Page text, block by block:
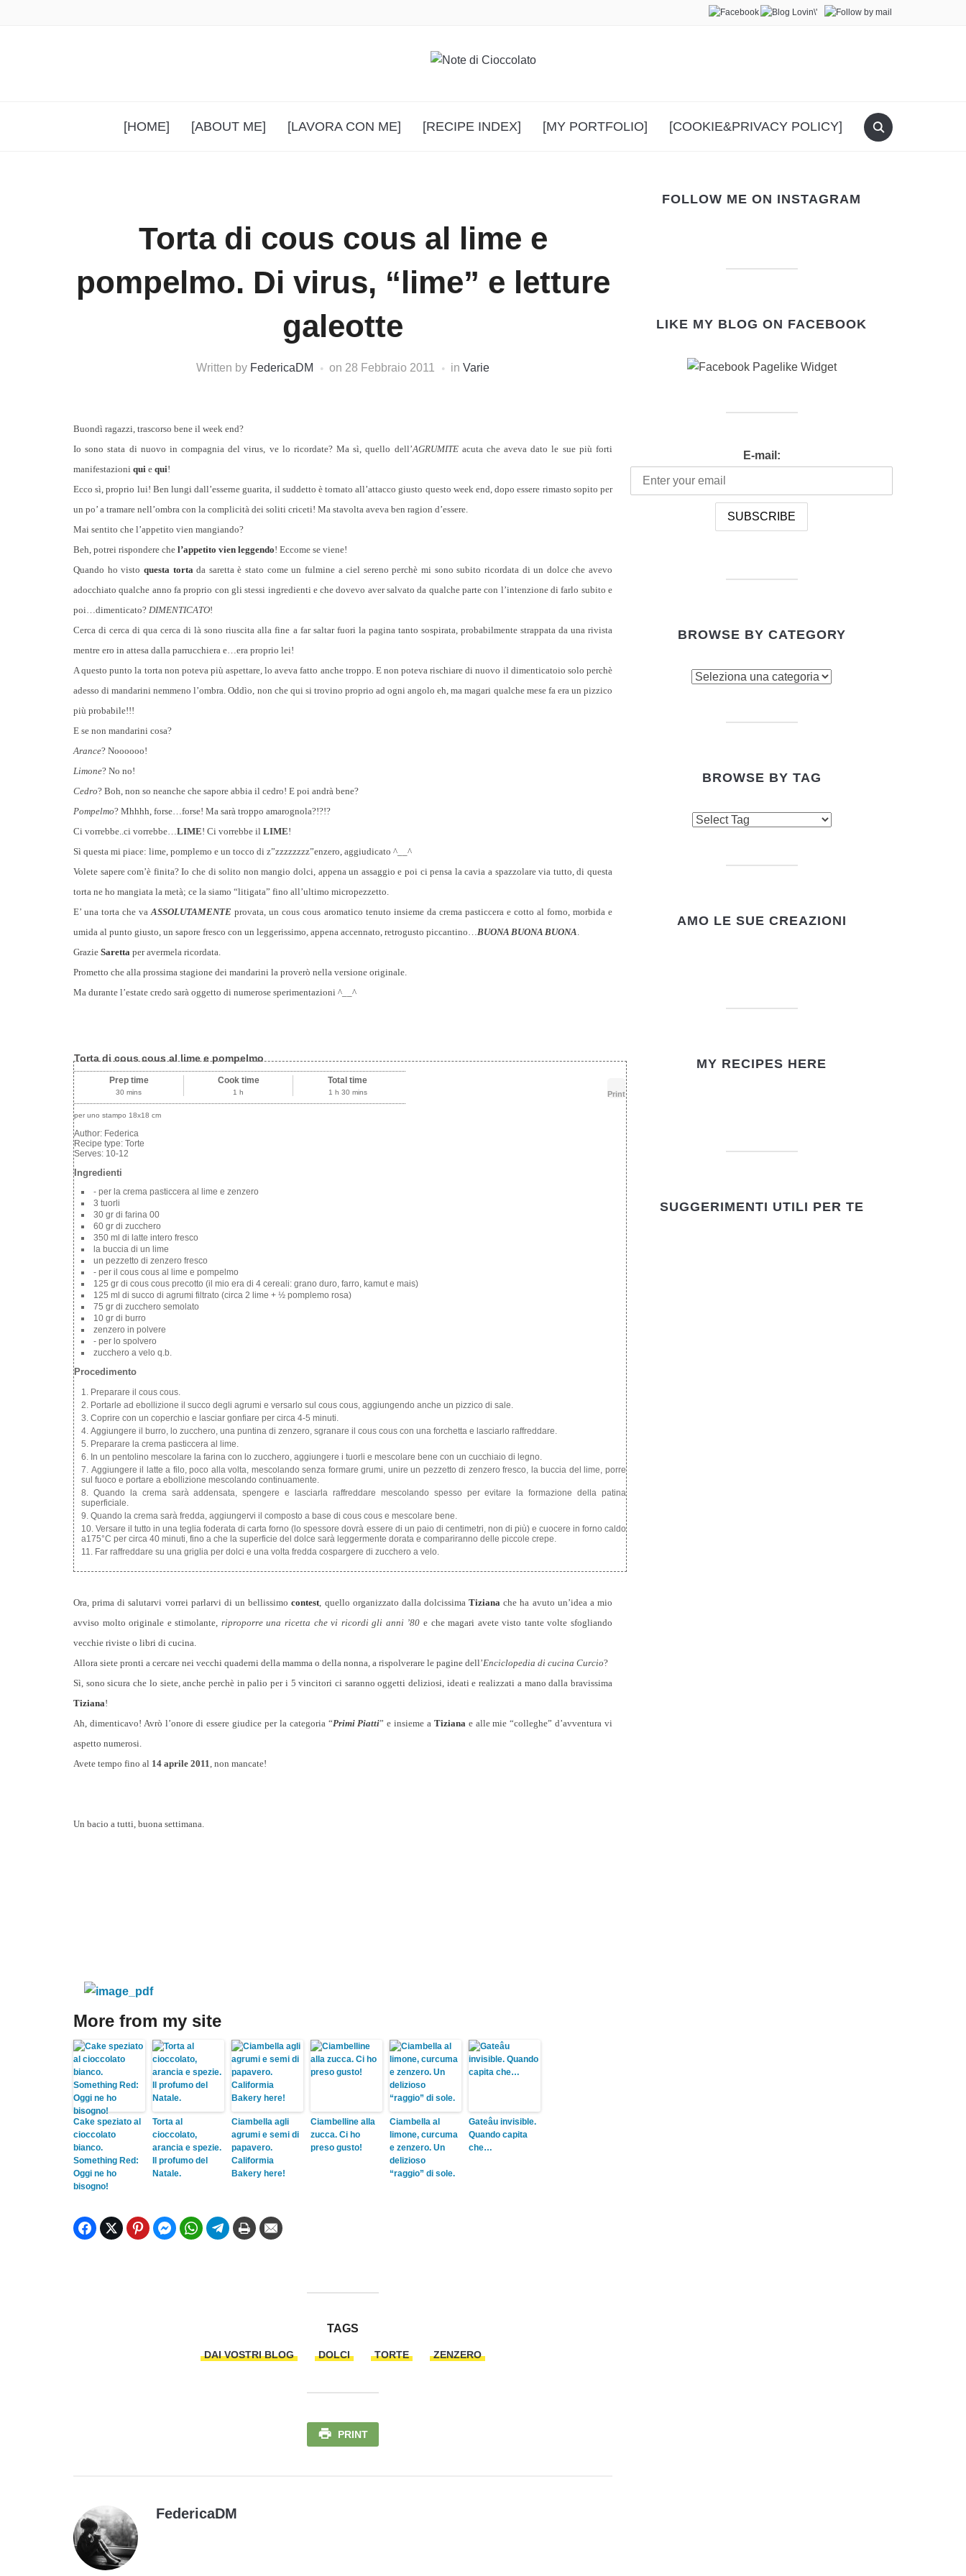
[HOME] [ABOUT ME] [LAVORA CON ME] [RECIPE INDEX] [MY PORTFOLIO] [COOKIE&PRIVACY POLICY]
Torta di cous cous al lime e
pompelmo. Di virus, “lime” e letture
galeotte
Written by FedericaDM on 28 Febbraio 2011 in Varie
Buondì ragazzi, trascorso bene il week end?
Io sono stata di nuovo in compagnia del virus, ve lo ricordate? Ma sì, quello dell’AGRUMITE acuta che aveva dato le sue più forti
manifestazioni qui e qui!
Ecco sì, proprio lui! Ben lungi dall’esserne guarita, il suddetto è tornato all’attacco giusto questo week end, dopo essere rimasto sopito per
un po’ a tramare nell’ombra con la complicità dei soliti criceti! Ma stavolta aveva ben ragion d’essere.
Mai sentito che l’appetito vien mangiando?
Beh, potrei rispondere che l’appetito vien leggendo! Eccome se viene!
Quando ho visto questa tortada saretta è stato come un fulmine a ciel sereno perchè mi sono subito ricordata di un dolce che avevo
adocchiato qualche anno fa proprio con gli stessi ingredienti e che dovevo aver salvato da qualche parte con l’intenzione di farlo subito e
poi…dimenticato? DIMENTICATO!
Cerca di cerca di qua cerca di là sono riuscita alla fine a far saltar fuori la pagina tanto sospirata, probabilmente strappata da una rivista
mentre ero in attesa dalla parrucchiera e…era proprio lei!
A questo punto la torta non poteva più aspettare, lo aveva fatto anche troppo. E non poteva rischiare di nuovo il dimenticatoio solo perchè
adesso di mandarini nemmeno l’ombra. Oddìo, non che qui si trovino proprio ad ogni angolo eh, ma magari qualche mese fa era un pizzico
più probabile!!!
E se non mandarini cosa?
Arance? Noooooo!
Limone? No no!
Cedro? Boh, non so neanche che sapore abbia il cedro! E poi andrà bene?
Pompelmo? Mhhhh, forse…forse! Ma sarà troppo amarognola?!?!?
Ci vorrebbe..ci vorrebbe…LIME! Ci vorrebbe il LIME!
Sì questa mi piace: lime, pomplemo e un tocco di z”zzzzzzzz”enzero, aggiudicato ^__^
Volete sapere com’è finita? Io che di solito non mangio dolci, appena un assaggio e poi ci pensa la cavia a spazzolare via tutto, di questa
torta ne ho mangiata la metà; ce la siamo “litigata” fino all’ultimo micropezzetto.
E’ una torta che vaASSOLUTAMENTEprovata, un cous cous aromatico tenuto insieme da crema pasticcera e cotto al forno, morbida e
umida al punto giusto, un sapore fresco con un leggerissimo, appena accennato, retrogusto piccantino…BUONA BUONA BUONA.
Grazie Saretta per avermela ricordata.
Prometto che alla prossima stagione dei mandarini la proverò nella versione originale.
Ma durante l’estate credo sarà oggetto di numerose sperimentazioni ^__^
Torta di cous cous al lime e pompelmo
Print
Prep time
30 mins
Cook time
1 h
Total time
1 h 30 mins
per uno stampo 18x18 cm
Author: Federica
Recipe type: Torte
Serves: 10-12
Ingredienti
- per la crema pasticcera al lime e zenzero
3 tuorli
30 gr di farina 00
60 gr di zucchero
350 ml di latte intero fresco
la buccia di un lime
un pezzetto di zenzero fresco
- per il cous cous al lime e pompelmo
125 gr di cous cous precotto (il mio era di 4 cereali: grano duro, farro, kamut e mais)
125 ml di succo di agrumi filtrato (circa 2 lime + ½ pomplemo rosa)
75 gr di zucchero semolato
10 gr di burro
zenzero in polvere
- per lo spolvero
zucchero a velo q.b.
Procedimento
Preparare il cous cous.
Portarle ad ebollizione il succo degli agrumi e versarlo sul cous cous, aggiungendo anche un pizzico di sale.
Coprire con un coperchio e lasciar gonfiare per circa 4-5 minuti.
Aggiungere il burro, lo zucchero, una puntina di zenzero, sgranare il cous cous con una forchetta e lasciarlo raffreddare.
Preparare la crema pasticcera al lime.
In un pentolino mescolare la farina con lo zucchero, aggiungere i tuorli e mescolare bene con un cucchiaio di legno.
Aggiungere il latte a filo, poco alla volta, mescolando senza formare grumi, unire un pezzetto di zenzero fresco, la buccia del lime, porre
sul fuoco e portare a ebollizione mescolando continuamente.
Quando la crema sarà addensata, spengere e lasciarla raffreddare mescolando spesso per evitare la formazione della patina
superficiale.
Quando la crema sarà fredda, aggiungervi il composto a base di cous cous e mescolare bene.
Versare il tutto in una teglia foderata di carta forno (lo spessore dovrà essere di un paio di centimetri, non di più) e cuocere in forno caldo
a175°C per circa 40 minuti, fino a che la superficie del dolce sarà leggermente dorata e compariranno delle piccole crepe.
Far raffreddare su una griglia per dolci e una volta fredda cospargere di zucchero a velo.
Ora, prima di salutarvi vorrei parlarvi di un bellissimocontest, quello organizzato dalla dolcissimaTizianache ha avuto un’idea a mio
avviso molto originale e stimolante, riproporre una ricetta che vi ricordi gli anni ’80 e che magari avete visto tante volte sfogliando
vecchie riviste o libri di cucina.
Allora siete pronti a cercare nei vecchi quaderni della mamma o della nonna, a rispolverare le pagine dell’Enciclopedia di cucina Curcio?
Sì, sono sicura che lo siete, anche perchè in palio per i 5 vincitori ci saranno oggetti deliziosi, ideati e realizzati a mano dalla bravissima
Tiziana!
Ah, dimenticavo! Avrò l’onore di essere giudice per la categoria “Primi Piatti” e insieme a Tiziana e alle mie “colleghe” d’avventura vi
aspetto numerosi.
Avete tempo fino al 14 aprile 2011, non mancate!
Un bacio a tutti, buona settimana.
More from my site
Cake speziato al
cioccolato
bianco.
Something Red:
Oggi ne ho
bisogno!
Torta al
cioccolato,
arancia e spezie.
Il profumo del
Natale.
Ciambella agli
agrumi e semi di
papavero.
Califormia
Bakery here!
Ciambelline alla
zucca. Ci ho
preso gusto!
Ciambella al
limone, curcuma
e zenzero. Un
delizioso
“raggio” di sole.
Gateâu invisible.
Quando capita
che…
TAGS
DAI VOSTRI BLOG DOLCI TORTE ZENZERO
PRINT
FedericaDM
FOLLOW ME ON INSTAGRAM
LIKE MY BLOG ON FACEBOOK
E-mail:
BROWSE BY CATEGORY
BROWSE BY TAG
AMO LE SUE CREAZIONI
MY RECIPES HERE
SUGGERIMENTI UTILI PER TE